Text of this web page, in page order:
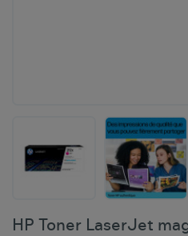
HP Toner LaserJet